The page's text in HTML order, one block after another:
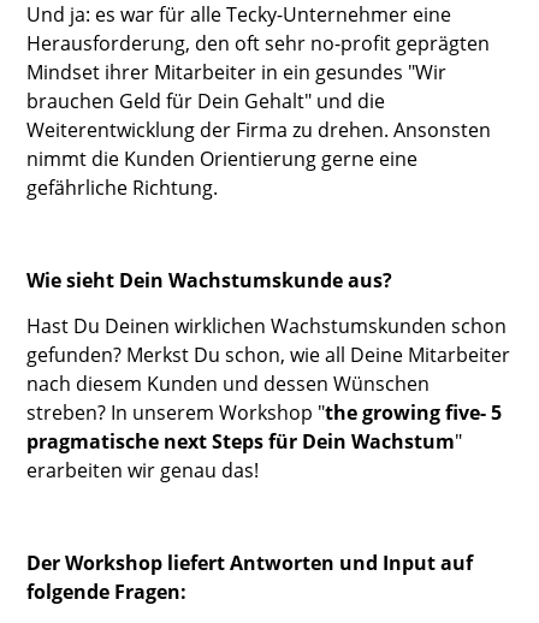
Und ja: es war für alle Tecky-Unternehmer eine
Herausforderung, den oft sehr no-profit geprägten
Mindset ihrer Mitarbeiter in ein gesundes "Wir
brauchen Geld für Dein Gehalt" und die
Weiterentwicklung der Firma zu drehen. Ansonsten
nimmt die Kunden Orientierung gerne eine
gefährliche Richtung.
Wie sieht Dein Wachstumskunde aus?
Hast Du Deinen wirklichen Wachstumskunden schon
gefunden? Merkst Du schon, wie all Deine Mitarbeiter
nach diesem Kunden und dessen Wünschen
streben? In unserem Workshop "the growing five- 5
pragmatische next Steps für Dein Wachstum"
erarbeiten wir genau das!
Der Workshop liefert Antworten und Input auf
folgende Fragen: